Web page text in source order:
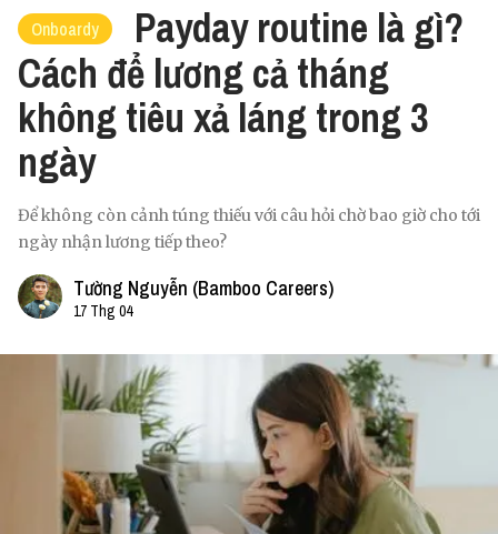
Onboardy
Payday routine là gì?
Cách để lương cả tháng
không tiêu xả láng trong 3
ngày
Để không còn cảnh túng thiếu với câu hỏi chờ bao giờ cho tới
ngày nhận lương tiếp theo?
Tường Nguyễn (Bamboo Careers)
17 Thg 04